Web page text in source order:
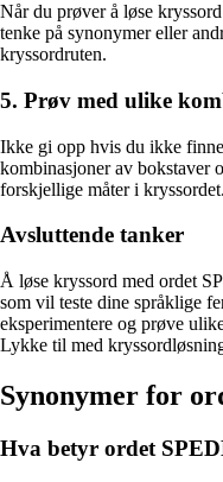
Når du prøver å løse
tenke på synonymer eller
kryssordruten.
5. Prøv med ulike
Ikke gi opp hvis du ikke
kombinasjoner av bokstaver
forskjellige måter i kryssordet.
Avsluttende tanker
Å løse kryssord med ordet
som vil teste dine språklige
eksperimentere og prøve
Lykke til med
Synonymer for
Hva betyr ordet